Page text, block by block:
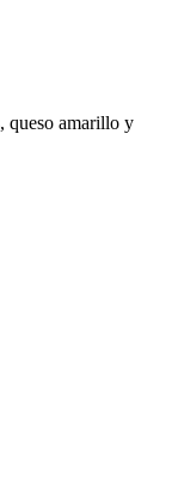
queso amarillo y